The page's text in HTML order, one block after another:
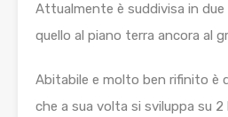
Attualmente è suddivisa in
quello al piano terra ancora al
Abitabile e molto ben rifinito è
che a sua volta si sviluppa su 2